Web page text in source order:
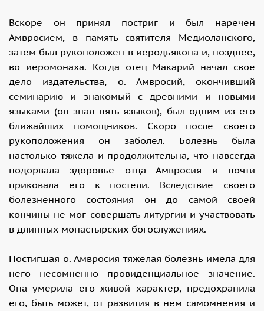
Вскоре он принял постриг и был наречен
Амвросием, в память святителя Медиоланского,
затем был рукоположен в иеродьякона и, позднее,
во иеромонаха. Когда отец Макарий начал свое
дело издательства, о. Амвросий, окончивший
семинарию и знакомый с древними и новыми
языками (он знал пять языков), был одним из его
ближайших помощников. Скоро после своего
рукоположения он заболел. Болезнь была
настолько тяжела и продолжительна, что навсегда
подорвала здоровье отца Амвросия и почти
приковала его к постели. Вследствие своего
болезненного состояния он до самой своей
кончины не мог совершать литургии и участвовать
в длинных монастырских богослужениях.
Постигшая о. Амвросия тяжелая болезнь имела для
него несомненно провиденциальное значение.
Она умерила его живой характер, предохранила
его, быть может, от развития в нем самомнения и